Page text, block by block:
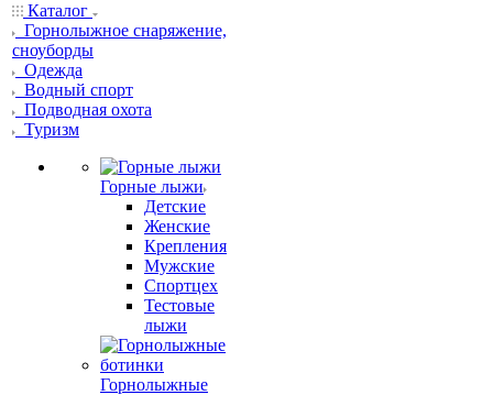
Каталог
Горнолыжное снаряжение,
сноуборды
Одежда
Водный спорт
Подводная охота
Туризм
Горные лыжи
Детские
Женские
Крепления
Мужские
Спортцех
Тестовые
лыжи
Горнолыжные